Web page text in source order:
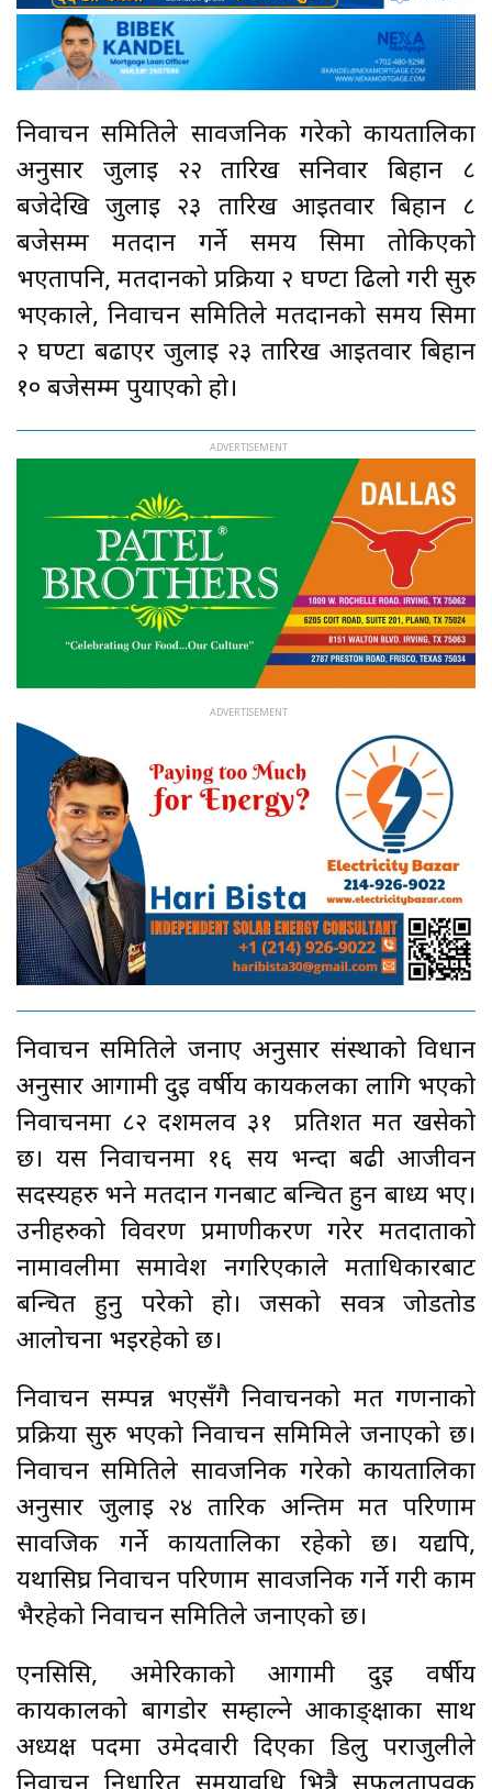
निर्वाचन समितिले सार्वजनिक गरेको कार्यतालिका
अनुसार जुलाई २२ तारिख सनिवार बिहान ८
बजेदेखि जुलाई २३ तारिख आइतवार बिहान ८
बजेसम्म मतदान गर्ने समय सिमा तोकिएको
भएतापनि, मतदानको प्रक्रिया २ घण्टा ढिलो गरी सुरु
भएकाले, निर्वाचन समितिले मतदानको समय सिमा
२ घण्टा बढाएर जुलाई २३ तारिख आइतवार बिहान
१० बजेसम्म पुर्याएको हो।
निर्वाचन समितिले जनाए अनुसार संस्थाको विधान
अनुसार आगामी दुइ वर्षीय कार्यकलका लागि भएको
निर्वाचनमा ८२ दशमलव ३१ प्रतिशत मत खसेको
छ। यस निर्वाचनमा १६ सय भन्दा बढी आजीवन
सदस्यहरु भने मतदान गर्नबाट बन्चित हुन बाध्य भए।
उनीहरुको विवरण प्रमाणीकरण गरेर मतदाताको
नामावलीमा समावेश नगरिएकाले मताधिकारबाट
बन्चित हुनु परेको हो। जसको सर्वत्र जोडतोड
आलोचना भइरहेको छ।
निर्वाचन सम्पन्न भएसँगै निर्वाचनको मत गणनाको
प्रक्रिया सुरु भएको निर्वाचन समिमिले जनाएको छ।
निर्वाचन समितिले सार्वजनिक गरेको कार्यतालिका
अनुसार जुलाई २४ तारिक अन्तिम मत परिणाम
सार्वजिक गर्ने कार्यतालिका रहेको छ। यद्यपि,
यथासिघ्र निर्वाचन परिणाम सार्वजनिक गर्ने गरी काम
भैरहेको निर्वाचन समितिले जनाएको छ।
एनसिसि, अमेरिकाको आगामी दुइ वर्षीय
कार्यकालको बागडोर सम्हाल्ने आकाङ्क्षाका साथ
अध्यक्ष पदमा उमेदवारी दिएका डिलु पराजुलीले